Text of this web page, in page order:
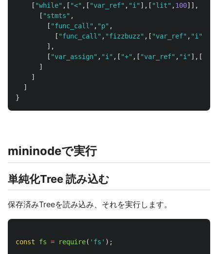
[ "while" ,[ "<" ,[ "var_ref" , "i" ],[ "lit" ,100]],
[ "stmts" ,
[ "func_call" , "p" ,
[ "func_call" , "fizzbuzz" ,[ "var_ref" , "i"
],
[ "var_assign" , "i" ,[ "+" ,[ "var_ref" , "i" ],[
]
]
]
}
mininodeで実行
単純化Tree 読み込む
保存済みTreeを読み込み、それを実行します。
const fs = require( ' fs ' );